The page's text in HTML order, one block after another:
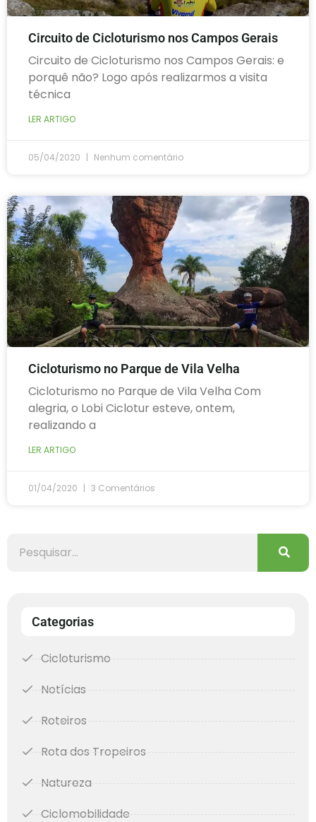
Circuito de Cicloturismo nos Campos Gerais
Circuito de Cicloturismo nos Campos Gerais: e
porquê não? Logo após realizarmos a visita
técnica
LER ARTIGO
05/04/2020 Nenhum comentário
Cicloturismo no Parque de Vila Velha
Cicloturismo no Parque de Vila Velha Com
alegria, o Lobi Ciclotur esteve, ontem,
realizando a
LER ARTIGO
01/04/2020 3 Comentários
Categorias
Cicloturismo
Notícias
Roteiros
Rota dos Tropeiros
Natureza
Ciclomobilidade